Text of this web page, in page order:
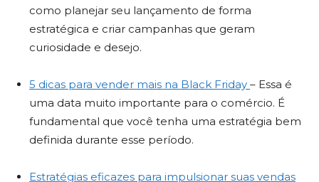
como planejar seu lançamento de forma
estratégica e criar campanhas que geram
curiosidade e desejo.
5 dicas para vender mais na Black Friday – Essa é
uma data muito importante para o comércio. É
fundamental que você tenha uma estratégia bem
definida durante esse período.
Estratégias eficazes para impulsionar suas vendas